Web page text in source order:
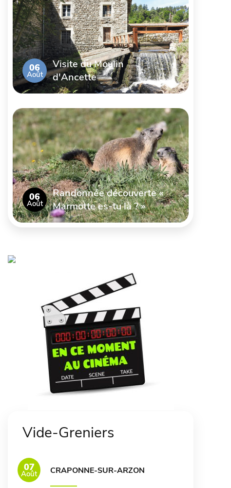
06
Août
Visite du Moulin
d'Ancette
06
Août
Randonnée découverte «
Marmotte es-tu là ? »
Vide-Greniers
07
Août CRAPONNE-SUR-ARZON